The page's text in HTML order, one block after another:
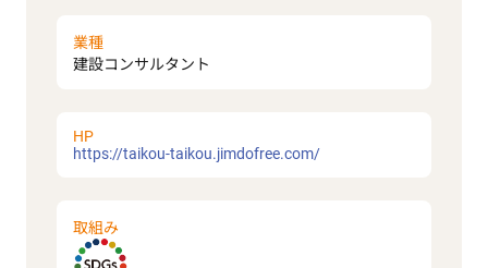
業種
建設コンサルタント
HP
https://taikou-taikou.jimdofree.com/
取組み